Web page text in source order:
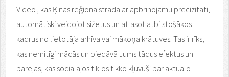
Video", kas Ķīnas reģionā strādā ar apbrīnojamu precizitāti,
automātiski veidojot sižetus un atlasot atbilstošākos
kadrus no lietotāja arhīva vai mākoņa krātuves. Tas ir rīks,
kas nemitīgi mācās un piedāvā Jums tādus efektus un
pārejas, kas sociālajos tīklos tikko kļuvuši par aktuālo